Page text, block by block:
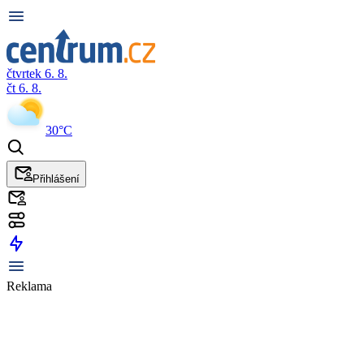
čtvrtek 6. 8.
čt 6. 8.
30°C
Přihlášení
Reklama